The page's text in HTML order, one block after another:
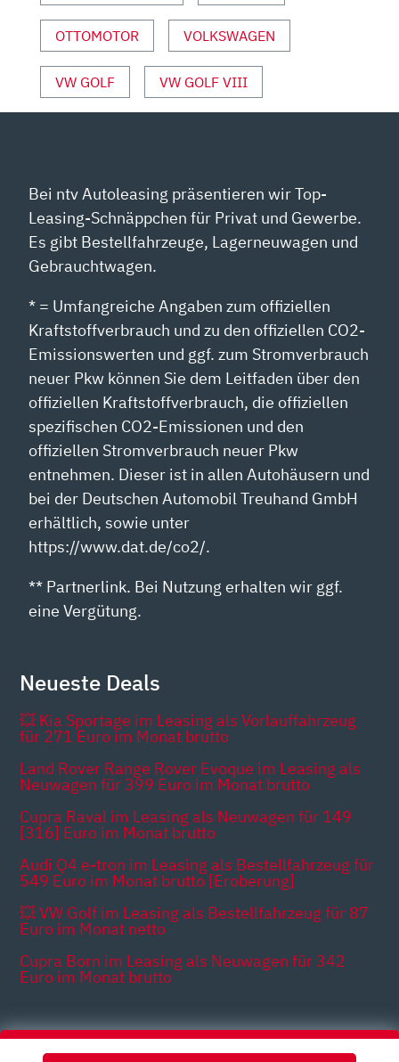
OTTOMOTOR VOLKSWAGEN
VW GOLF VW GOLF VIII
Bei ntv Autoleasing präsentieren wir Top-
Leasing-Schnäppchen für Privat und Gewerbe.
Es gibt Bestellfahrzeuge, Lagerneuwagen und
Gebrauchtwagen.
* = Umfangreiche Angaben zum offiziellen
Kraftstoffverbrauch und zu den offiziellen CO2-
Emissionswerten und ggf. zum Stromverbrauch
neuer Pkw können Sie dem Leitfaden über den
offiziellen Kraftstoffverbrauch, die offiziellen
spezifischen CO2-Emissionen und den
offiziellen Stromverbrauch neuer Pkw
entnehmen. Dieser ist in allen Autohäusern und
bei der Deutschen Automobil Treuhand GmbH
erhältlich, sowie unter
https://www.dat.de/co2/.
** Partnerlink. Bei Nutzung erhalten wir ggf.
eine Vergütung.
Neueste Deals
💥 Kia Sportage im Leasing als Vorlauffahrzeug
für 271 Euro im Monat brutto
Land Rover Range Rover Evoque im Leasing als
Neuwagen für 399 Euro im Monat brutto
Cupra Raval im Leasing als Neuwagen für 149
[316] Euro im Monat brutto
Audi Q4 e-tron im Leasing als Bestellfahrzeug für
549 Euro im Monat brutto [Eroberung]
💥 VW Golf im Leasing als Bestellfahrzeug für 87
Euro im Monat netto
Cupra Born im Leasing als Neuwagen für 342
Euro im Monat brutto